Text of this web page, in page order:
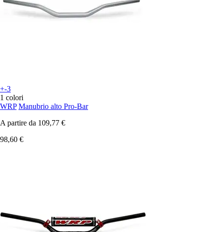
+-3
1 colori
WRP Manubrio alto Pro-Bar
A partire da 109,77 €
98,60 €